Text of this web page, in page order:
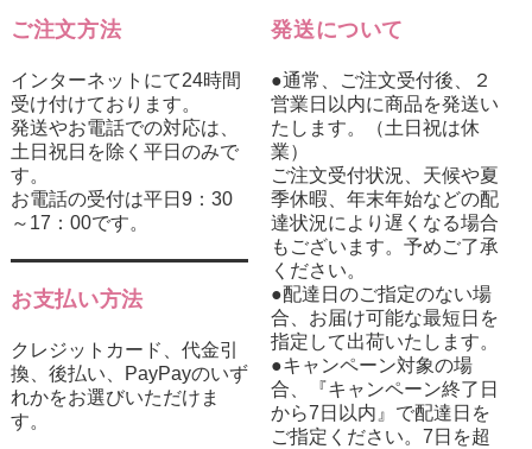
ご注文方法
インターネットにて24時間
受け付けております。
発送やお電話での対応は、
土日祝日を除く平日のみで
す。
お電話の受付は平日9：30
～17：00です。
お支払い方法
クレジットカード、代金引
換、後払い、PayPayのいず
れかをお選びいただけま
す。
発送について
●通常、ご注文受付後、２
営業日以内に商品を発送い
たします。（土日祝は休
業）
ご注文受付状況、天候や夏
季休暇、年末年始などの配
達状況により遅くなる場合
もございます。予めご了承
ください。
●配達日のご指定のない場
合、お届け可能な最短日を
指定して出荷いたします。
●キャンペーン対象の場
合、『キャンペーン終了日
から7日以内』で配達日を
ご指定ください。7日を超